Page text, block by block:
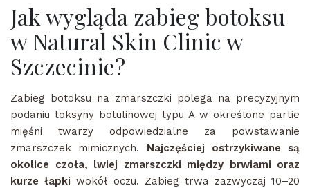
Jak wygląda zabieg botoksu
w Natural Skin Clinic w
Szczecinie?
Zabieg botoksu na zmarszczki polega na precyzyjnym
podaniu toksyny botulinowej typu A w określone partie
mięśni twarzy odpowiedzialne za powstawanie
zmarszczek mimicznych. Najczęściej ostrzykiwane są
okolice czoła, lwiej zmarszczki między brwiami oraz
kurze łapki wokół oczu. Zabieg trwa zazwyczaj 10–20